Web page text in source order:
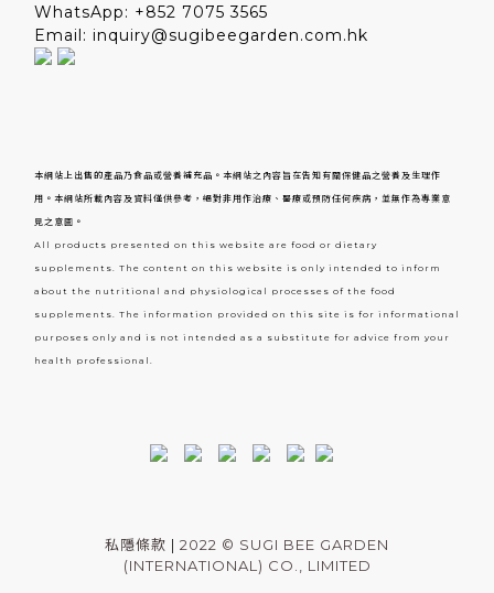
WhatsApp: +852 7075 3565
Email: inquiry@sugibeegarden.com.hk
本網站上出售的產品乃食品或營養補充品。本網站之內容旨在告知有關保健品之營養及生理作
用。本網站所載內容及資料僅供參考，絕對非用作治療、醫療或預防任何疾病，並無作為專業意
見之意圖。
All products presented on this website are food or dietary
supplements. The content on this website is only intended to inform
about the nutritional and physiological processes of the food
supplements. The information provided on this site is for informational
purposes only and is not intended as a substitute for advice from your
health professional.
私隱條款 | 2022 © SUGI BEE GARDEN
(INTERNATIONAL) CO., LIMITED